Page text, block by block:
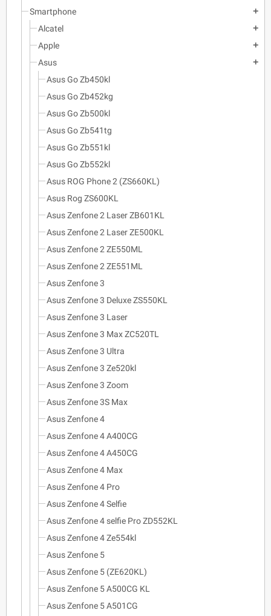
Smartphone add
Alcatel add
Apple add
Asus add
Asus Go Zb450kl
Asus Go Zb452kg
Asus Go Zb500kl
Asus Go Zb541tg
Asus Go Zb551kl
Asus Go Zb552kl
Asus ROG Phone 2 (ZS660KL)
Asus Rog ZS600KL
Asus Zenfone 2 Laser ZB601KL
Asus Zenfone 2 Laser ZE500KL
Asus Zenfone 2 ZE550ML
Asus Zenfone 2 ZE551ML
Asus Zenfone 3
Asus Zenfone 3 Deluxe ZS550KL
Asus Zenfone 3 Laser
Asus Zenfone 3 Max ZC520TL
Asus Zenfone 3 Ultra
Asus Zenfone 3 Ze520kl
Asus Zenfone 3 Zoom
Asus Zenfone 3S Max
Asus Zenfone 4
Asus Zenfone 4 A400CG
Asus Zenfone 4 A450CG
Asus Zenfone 4 Max
Asus Zenfone 4 Pro
Asus Zenfone 4 Selfie
Asus Zenfone 4 selfie Pro ZD552KL
Asus Zenfone 4 Ze554kl
Asus Zenfone 5
Asus Zenfone 5 (ZE620KL)
Asus Zenfone 5 A500CG KL
Asus Zenfone 5 A501CG